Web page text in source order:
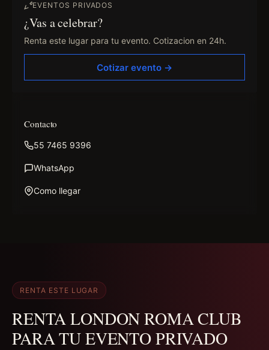
EVENTOS PRIVADOS
¿Vas a celebrar?
Renta este lugar para tu evento. Cotizacion en 24h.
Cotizar evento →
Contacto
55 7465 9396
WhatsApp
Como llegar
RENTA ESTE LUGAR
RENTA LONDON ROMA CLUB
PARA TU EVENTO PRIVADO